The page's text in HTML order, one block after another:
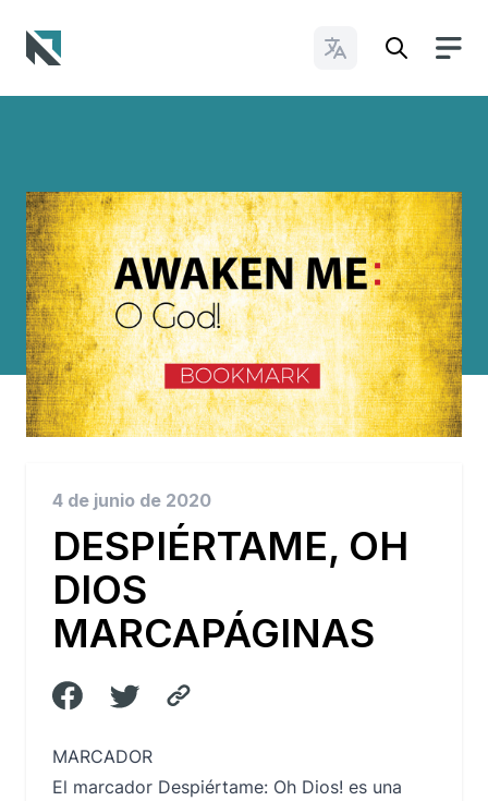
Cambiar idioma
4 de junio de 2020
DESPIÉRTAME, OH
DIOS
MARCAPÁGINAS
MARCADOR
El marcador Despiértame: Oh Dios! es una